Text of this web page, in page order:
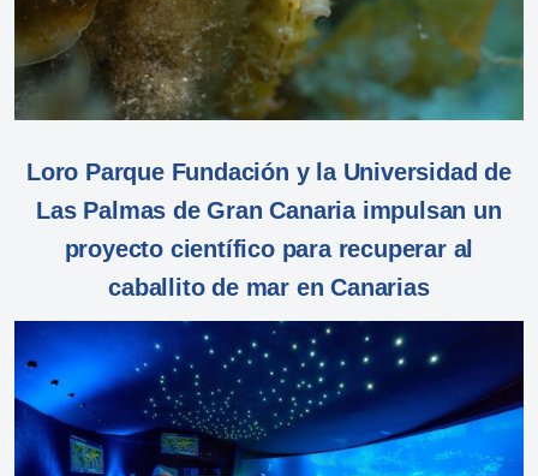
Loro Parque Fundación y la Universidad de
Las Palmas de Gran Canaria impulsan un
proyecto científico para recuperar al
caballito de mar en Canarias